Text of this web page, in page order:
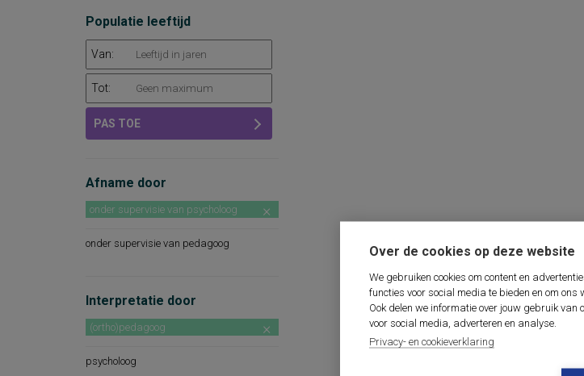
Over de cookies op deze website
We gebruiken cookies om content en
functies voor social media te bieden en om ons
Ook delen we informatie over jouw gebruik van
voor social media, adverteren en analyse.
Privacy- en cookieverklaring
Populatie leeftijd
Van:
Tot:
PAS TOE
Afname door
onder supervisie van psycholoog
onder supervisie van pedagoog
Interpretatie door
(ortho)pedagoog
psycholoog